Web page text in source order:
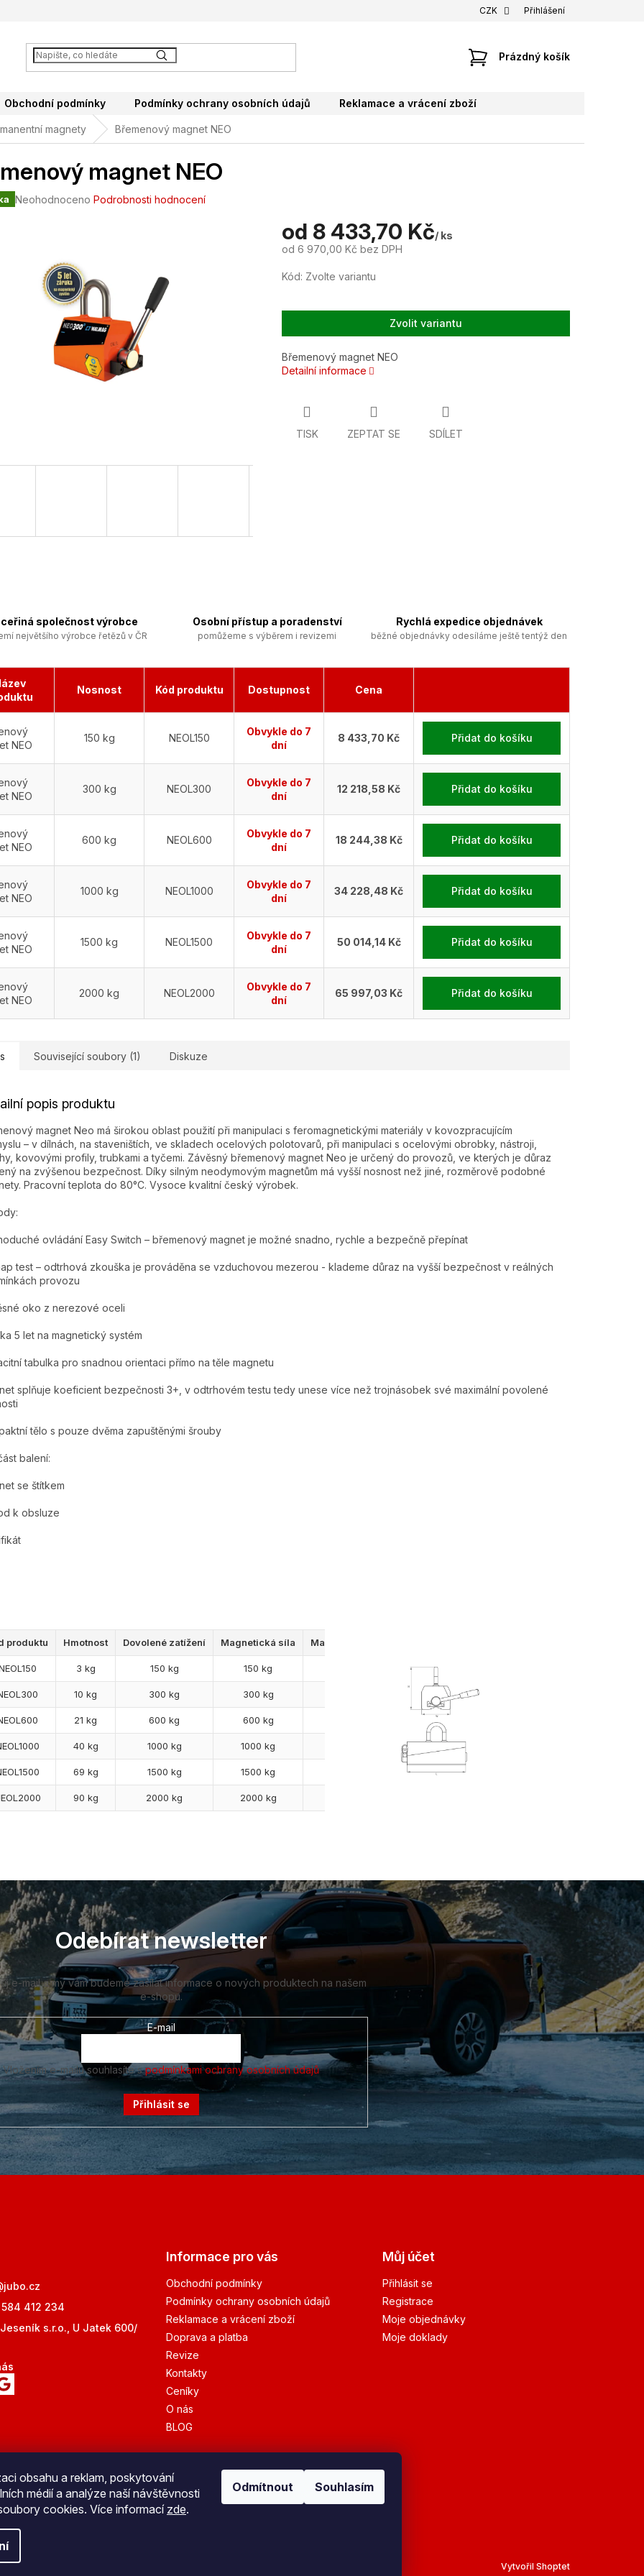
obsahu a reklam, poskytování
médií a analýze naší návštěvnosti
cookies. Více informací zde.
Odmítnout Souhlasím
CZK Přihlášení
NÁKUPNÍ
Prázdný košík
Obchodní podmínky Podmínky ochrany osobních údajů Reklamace a vrácení zboží
magnety Břemenový magnet NEO
magnet NEO
Průměrné
hvězdiček.
Neohodnoceno Podrobnosti hodnocení
od 8 433,70 Kč/ ks
od 6 970,00 Kč bez DPH
Měrná
cena:
Kód: Zvolte variantu
Zvolit variantu
Břemenový magnet NEO
Detailní informace
TISK ZEPTAT SE SDÍLET
společnost výrobce
největšího výrobce řetězů v ČR
Osobní přístup a poradenství
pomůžeme s výběrem i revizemi
Rychlá expedice objednávek
běžné objednávky odesíláme ještě tentýž den
Nosnost Kód produktu Dostupnost Cena
NEO
150 kg NEOL150
Obvykle do 7
dní
8 433,70 Kč Přidat do košíku
NEO
300 kg NEOL300
Obvykle do 7
dní
12 218,58 Kč Přidat do košíku
NEO
600 kg NEOL600
Obvykle do 7
dní
18 244,38 Kč Přidat do košíku
NEO
1000 kg NEOL1000
Obvykle do 7
dní
34 228,48 Kč Přidat do košíku
NEO
1500 kg NEOL1500
Obvykle do 7
dní
50 014,14 Kč Přidat do košíku
NEO
2000 kg NEOL2000
Obvykle do 7
dní
65 997,03 Kč Přidat do košíku
Související soubory (1) Diskuze
popis produktu
magnet Neo má širokou oblast použití při manipulaci s feromagnetickými materiály v kovozpracujícím
– v dílnách, na staveništích, ve skladech ocelových polotovarů, při manipulaci s ocelovými obrobky, nástroji,
kovovými profily, trubkami a tyčemi. Závěsný břemenový magnet Neo je určený do provozů, ve kterých je důraz
na zvýšenou bezpečnost. Díky silným neodymovým magnetům má vyšší nosnost než jiné, rozměrově podobné
Pracovní teplota do 80°C. Vysoce kvalitní český výrobek.
ovládání Easy Switch – břemenový magnet je možné snadno, rychle a bezpečně přepínat
test – odtrhová zkouška je prováděna se vzduchovou mezerou - klademe důraz na vyšší bezpečnost v reálných
provozu
oko z nerezové oceli
5 let na magnetický systém
tabulka pro snadnou orientaci přímo na těle magnetu
splňuje koeficient bezpečnosti 3+, v odtrhovém testu tedy unese více než trojnásobek své maximální povolené
tělo s pouze dvěma zapuštěnými šrouby
balení:
se štítkem
k obsluze
produktu Hmotnost Dovolené zatížení Magnetická síla Max. pracovní teplota
3 kg 150 kg 150 kg 93 mm
10 kg 300 kg 300 kg 152 mm 180 mm
21 kg 600 kg 600 kg 246 mm
40 kg 1000 kg 1000 kg 306 mm
69 kg 1500 kg 1500 kg 374 mm
90 kg 2000 kg 2000 kg
Odebírat newsletter
e-mail a my vám budeme zasílat informace o nových produktech na našem
e-shopu.
E-mail
Vložením e-mailu souhlasíte spodmínkami ochrany osobních údajů
Přihlásit se
jubo.cz
412 234
s.r.o., U Jatek 600/
Informace pro vás
Obchodní podmínky
Podmínky ochrany osobních údajů
Reklamace a vrácení zboží
Doprava a platba
Revize
Kontakty
Ceníky
O nás
BLOG
Můj účet
Přihlásit se
Registrace
Moje objednávky
Moje doklady
Bezpečná platba
Vytvořil Shoptet